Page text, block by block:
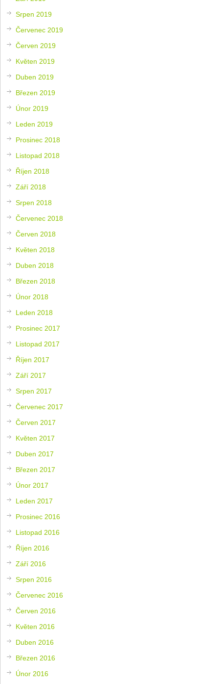
Srpen 2019
Červenec 2019
Červen 2019
Květen 2019
Duben 2019
Březen 2019
Únor 2019
Leden 2019
Prosinec 2018
Listopad 2018
Říjen 2018
Září 2018
Srpen 2018
Červenec 2018
Červen 2018
Květen 2018
Duben 2018
Březen 2018
Únor 2018
Leden 2018
Prosinec 2017
Listopad 2017
Říjen 2017
Září 2017
Srpen 2017
Červenec 2017
Červen 2017
Květen 2017
Duben 2017
Březen 2017
Únor 2017
Leden 2017
Prosinec 2016
Listopad 2016
Říjen 2016
Září 2016
Srpen 2016
Červenec 2016
Červen 2016
Květen 2016
Duben 2016
Březen 2016
Únor 2016